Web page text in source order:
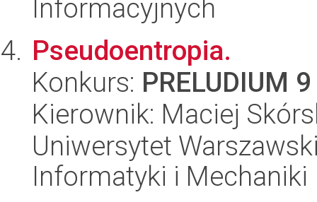
Informacyjnych
Pseudoentropia.
Konkurs: PRELUDIUM 9
Kierownik: Maciej
Uniwersytet
Informatyki i Mechaniki